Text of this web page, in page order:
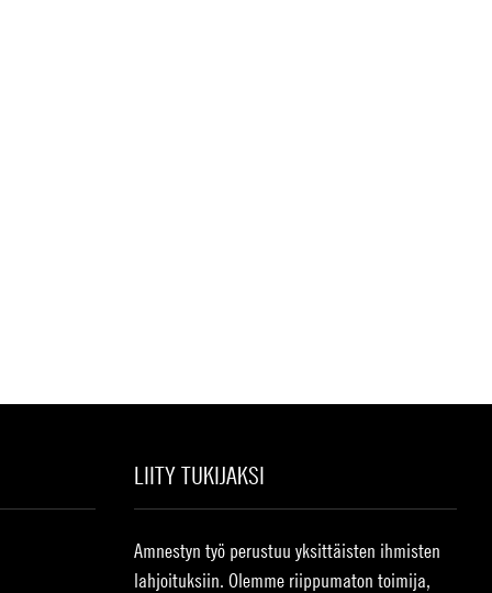
LIITY TUKIJAKSI
Amnestyn työ perustuu yksittäisten ihmisten
lahjoituksiin. Olemme riippumaton toimija,